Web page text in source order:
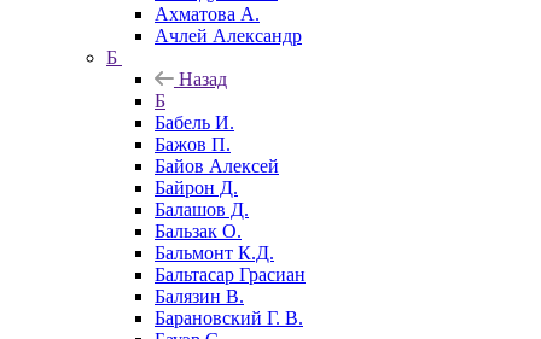
Ахматова А.
Ачлей Александр
Б
Назад
Б
Бабель И.
Бажов П.
Байов Алексей
Байрон Д.
Балашов Д.
Бальзак О.
Бальмонт К.Д.
Бальтасар Грасиан
Балязин В.
Барановский Г. В.